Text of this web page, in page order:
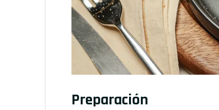
Preparación